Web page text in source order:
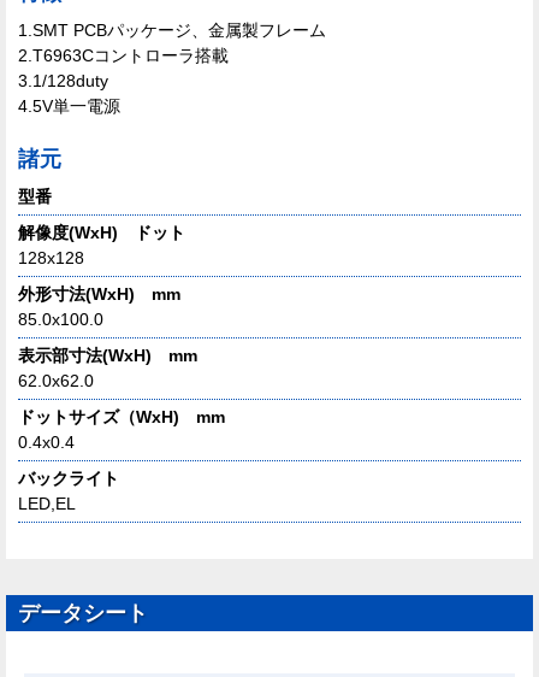
1.SMT PCBパッケージ、金属製フレーム
2.T6963Cコントローラ搭載
3.1/128duty
4.5V単一電源
諸元
型番
解像度(WxH) ドット
128x128
外形寸法(WxH) mm
85.0x100.0
表示部寸法(WxH) mm
62.0x62.0
ドットサイズ（WxH) mm
0.4x0.4
バックライト
LED,EL
データシート